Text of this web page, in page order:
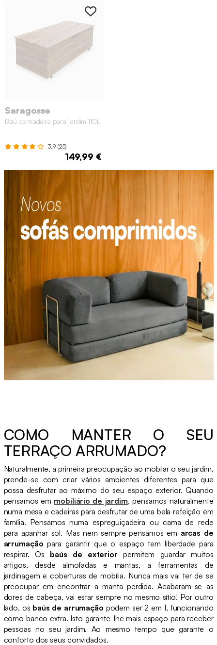
Saragosse
Baú de madeira para jardim 110L
3.9 (25)
149,99 €
COMO MANTER O SEU
TERRAÇO ARRUMADO?
Naturalmente, a primeira preocupação ao mobilar o seu jardim,
prende-se com criar vários ambientes diferentes para que
possa desfrutar ao máximo do seu espaço exterior. Quando
pensamos em mobiliário de jardim, pensamos naturalmente
numa mesa e cadeiras para desfrutar de uma bela refeição em
família. Pensamos numa espreguiçadeira ou cama de rede
para apanhar sol. Mas nem sempre pensamos em arcas de
arrumação para garantir que o espaço tem liberdade para
respirar. Os baús de exterior permitem guardar muitos
artigos, desde almofadas e mantas, a ferramentas de
jardinagem e coberturas de mobília. Nunca mais vai ter de se
preocupar em encontrar a manta perdida. Acabaram-se as
dores de cabeça, vai estar sempre no mesmo sítio! Por outro
lado, os baús de arrumação podem ser 2 em 1, funcionando
como banco extra. Isto garante-lhe mais espaço para receber
pessoas no seu jardim. Ao mesmo tempo que garante o
conforto dos seus convidados.